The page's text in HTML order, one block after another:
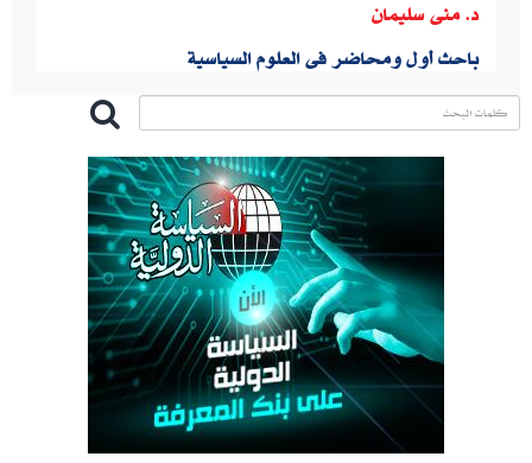
د. منى سليمان
باحث أول ومحاضر فى العلوم السياسية